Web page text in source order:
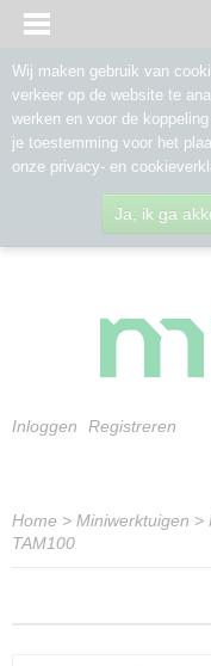
Inloggen Registreren
Home > Miniwerktuigen >
TAM100
Wij maken gebruik van
verkeer op de website te
werken en voor de
je toestemming voor het
onze privacy- en
Ja, ik ga